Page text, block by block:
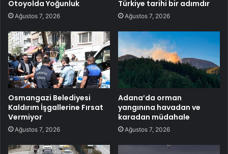
Otoyolda Yoğunluk
Ağustos 7, 2026
Türkiye tarihi bir adımdır
Ağustos 7, 2026
Osmangazi Belediyesi
Kaldırım İşgallerine Fırsat
Vermiyor
Ağustos 7, 2026
Adana’da orman
yangınına havadan ve
karadan müdahale
Ağustos 7, 2026